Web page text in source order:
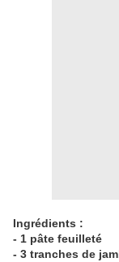
Ingrédients :
- 1 pâte feuilleté
- 3 tranches de